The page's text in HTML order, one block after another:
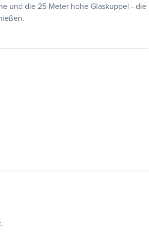
und die 25 Meter hohe Glaskuppel - die